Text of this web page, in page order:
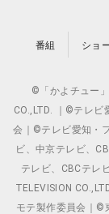
番組 ショ
©「かよチュー
CO.,LTD. ｜©テレ
会｜©テレビ愛知・
ビ、中京テレビ、
テレビ、CBCテレ
TELEVISION
モテ製作委員会｜©